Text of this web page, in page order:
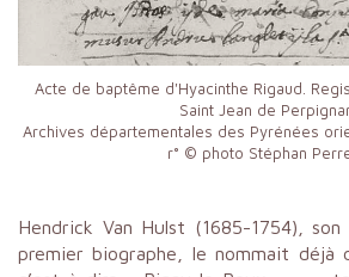
Acte de baptême d'Hyacinthe Rigaud.
Saint Jean de
Archives départementales des Pyrénées
r° © photo Stéphan
Hendrick Van Hulst (1685-1754),
premier biographe, le nommait déjà